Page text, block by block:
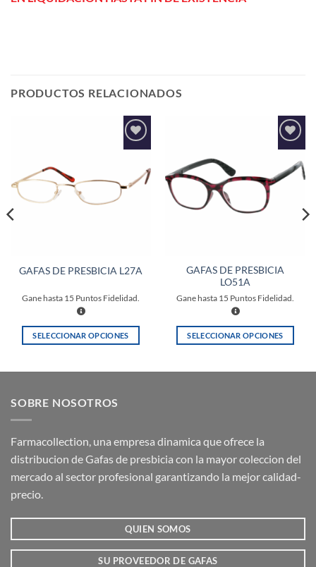
PRODUCTOS RELACIONADOS
Añadir
deseos
GAFAS DE PRESBICIA L27A
Gane hasta 15 Puntos Fidelidad.
SELECCIONAR OPCIONES
variantes.
opciones
se
elegir
de
producto
Añadir
lista de
deseos
GAFAS DE PRESBICIA
LO51A
Gane hasta 15 Puntos Fidelidad.
SELECCIONAR OPCIONES
opciones
elegir
de
SOBRE NOSOTROS
Farmacollection, una empresa dinamica que ofrece la
distribucion de Gafas de presbicia con la mayor coleccion del
mercado al sector profesional garantizando la mejor calidad-
precio.
QUIEN SOMOS
SU PROVEEDOR DE GAFAS